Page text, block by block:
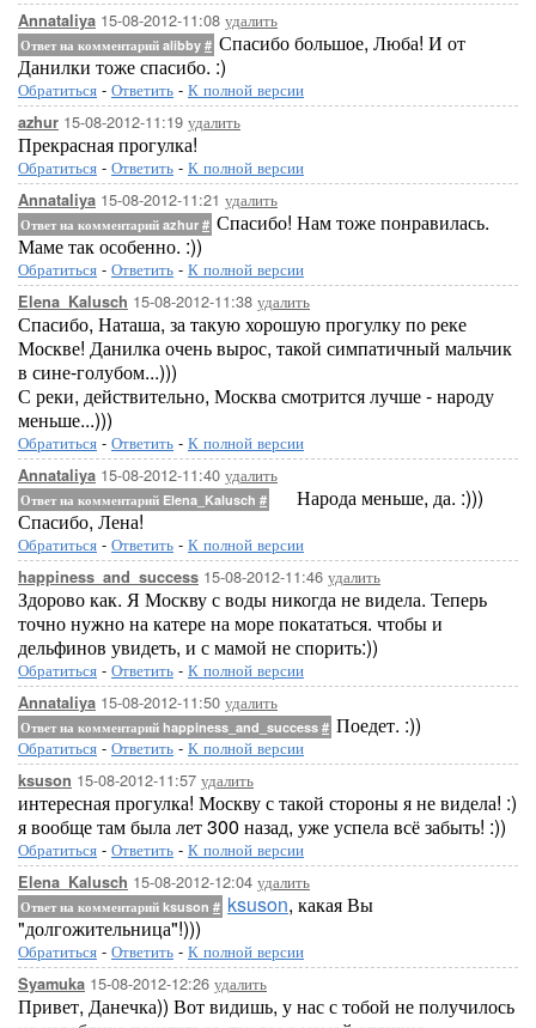
Annataliya 15-08-2012-11:08 удалить
Ответ на комментарий alibby # Спасибо большое, Люба! И от
Данилки тоже спасибо. :)
Обратиться - Ответить - К полной версии
azhur 15-08-2012-11:19 удалить
Прекрасная прогулка!
Обратиться - Ответить - К полной версии
Annataliya 15-08-2012-11:21 удалить
Ответ на комментарий azhur # Спасибо! Нам тоже понравилась.
Маме так особенно. :))
Обратиться - Ответить - К полной версии
Elena_Kalusch 15-08-2012-11:38 удалить
Спасибо, Наташа, за такую хорошую прогулку по реке
Москве! Данилка очень вырос, такой симпатичный мальчик
в сине-голубом...)))
С реки, действительно, Москва смотрится лучше - народу
меньше...)))
Обратиться - Ответить - К полной версии
Annataliya 15-08-2012-11:40 удалить
Ответ на комментарий Elena_Kalusch #
Народа меньше, да. :)))
Спасибо, Лена!
Обратиться - Ответить - К полной версии
happiness_and_success 15-08-2012-11:46 удалить
Здорово как. Я Москву с воды никогда не видела. Теперь
точно нужно на катере на море покататься. чтобы и
дельфинов увидеть, и с мамой не спорить:))
Обратиться - Ответить - К полной версии
Annataliya 15-08-2012-11:50 удалить
Ответ на комментарий happiness_and_success # Поедет. :))
Обратиться - Ответить - К полной версии
ksuson 15-08-2012-11:57 удалить
интересная прогулка! Москву с такой стороны я не видела! :)
я вообще там была лет 300 назад, уже успела всё забыть! :))
Обратиться - Ответить - К полной версии
Elena_Kalusch 15-08-2012-12:04 удалить
Ответ на комментарий ksuson # ksuson, какая Вы
"долгожительница"!)))
Обратиться - Ответить - К полной версии
Syamuka 15-08-2012-12:26 удалить
Привет, Данечка)) Вот видишь, у нас с тобой не получилось